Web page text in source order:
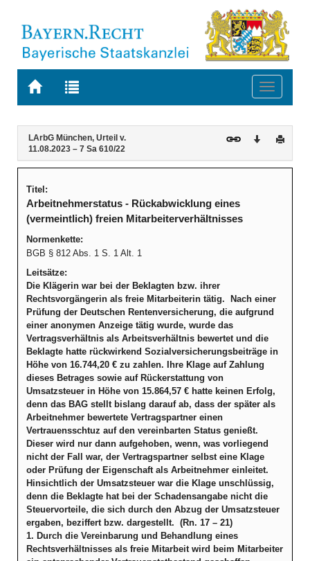
Zur
BAYERN.RECHT
Zur
letzten
Suche
Toggle
Navigation
Inhalt
LArbG München, Urteil v.
11.08.2023 – 7 Sa 610/22
Download
Titel:
Arbeitnehmerstatus - Rückabwicklung eines
(vermeintlich) freien Mitarbeiterverhältnisses
Normenkette:
BGB § 812 Abs. 1 S. 1 Alt. 1
Leitsätze:
Die Klägerin war bei der Beklagten bzw. ihrer
Rechtsvorgängerin als freie Mitarbeiterin tätig. Nach einer
Prüfung der Deutschen Rentenversicherung, die aufgrund
einer anonymen Anzeige tätig wurde, wurde das
Vertragsverhältnis als Arbeitsverhältnis bewertet und die
Beklagte hatte rückwirkend Sozialversicherungsbeiträge in
Höhe von 16.744,20 € zu zahlen. Ihre Klage auf Zahlung
dieses Betrages sowie auf Rückerstattung von
Umsatzsteuer in Höhe von 15.864,57 € hatte keinen Erfolg,
denn das BAG stellt bislang darauf ab, dass der später als
Arbeitnehmer bewertete Vertragspartner einen
Vertrauensschtuz auf den vereinbarten Status genießt.
Dieser wird nur dann aufgehoben, wenn, was vorliegend
nicht der Fall war, der Vertragspartner selbst eine Klage
oder Prüfung der Eigenschaft als Arbeitnehmer einleitet.
Hinsichtlich der Umsatzsteuer war die Klage unschlüssig,
denn die Beklagte hat bei der Schadensangabe nicht die
Steuervorteile, die sich durch den Abzug der Umsatzsteuer
ergaben, beziffert bzw. dargestellt. (Rn. 17 – 21)
1. Durch die Vereinbarung und Behandlung eines
Rechtsverhältnisses als freie Mitarbeit wird beim Mitarbeiter